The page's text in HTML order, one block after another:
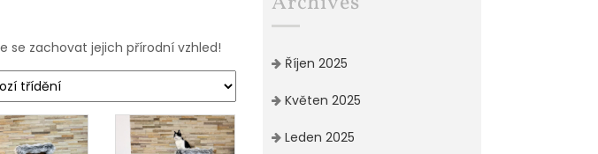
se zachovat jejich přírodní vzhled!
Říjen 2025
Květen 2025
Leden 2025